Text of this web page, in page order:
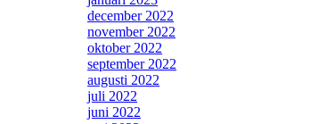
december 2022
november 2022
oktober 2022
september 2022
augusti 2022
juli 2022
juni 2022